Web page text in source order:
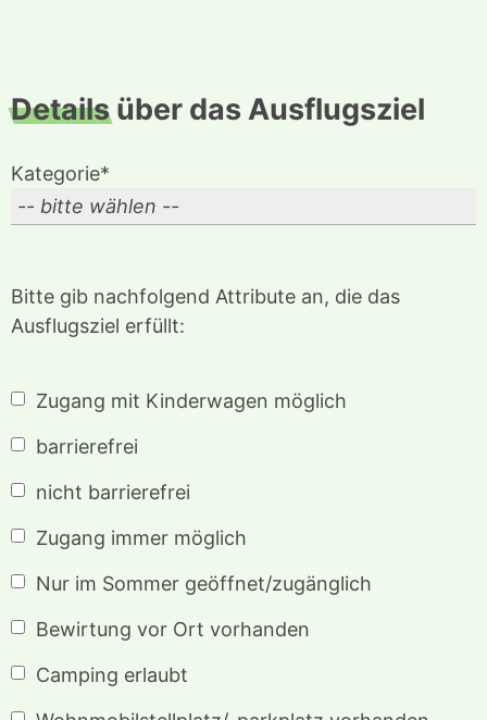
Detailsüber das Ausflugsziel
Kategorie*
Bitte gib nachfolgend Attribute an, die das
Ausflugsziel erfüllt:
Zugang mit Kinderwagen möglich
barrierefrei
nicht barrierefrei
Zugang immer möglich
Nur im Sommer geöffnet/zugänglich
Bewirtung vor Ort vorhanden
Camping erlaubt